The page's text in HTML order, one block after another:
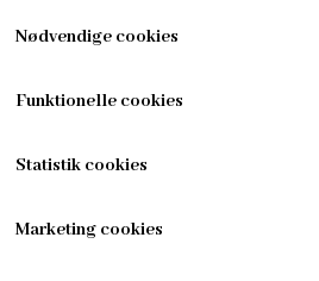
PUSLETID
PUSLEUNDERLAG
Nødvendige cookies
Funktionelle cookies
Statistik cookies
Marketing cookies